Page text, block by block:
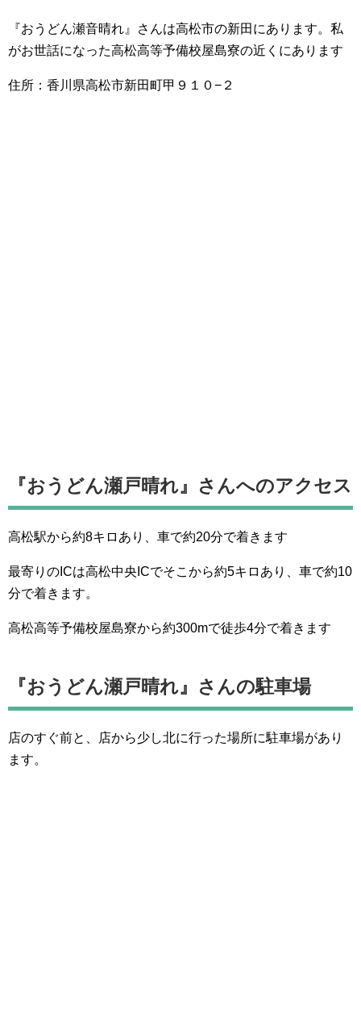
『おうどん瀬音晴れ』さんは高松市の新田にあります。私
がお世話になった高松高等予備校屋島寮の近くにあります
住所：香川県高松市新田町甲９１０−２
『おうどん瀬戸晴れ』さんへのアクセス
高松駅から約8キロあり、車で約20分で着きます
最寄りのICは高松中央ICでそこから約5キロあり、車で約10
分で着きます。
高松高等予備校屋島寮から約300mで徒歩4分で着きます
『おうどん瀬戸晴れ』さんの駐車場
店のすぐ前と、店から少し北に行った場所に駐車場があり
ます。